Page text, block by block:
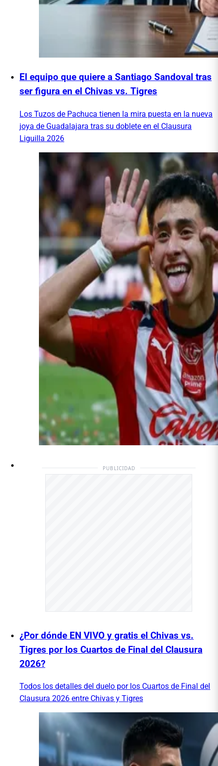
El equipo que quiere a Santiago Sandoval tras
ser figura en el Chivas vs. Tigres
Los Tuzos de Pachuca tienen la mira puesta en la nueva
joya de Guadalajara tras su doblete en el Clausura
Liguilla 2026
PUBLICIDAD
¿Por dónde EN VIVO y gratis el Chivas vs.
Tigres por los Cuartos de Final del Clausura
2026?
Todos los detalles del duelo por los Cuartos de Final del
Clausura 2026 entre Chivas y Tigres